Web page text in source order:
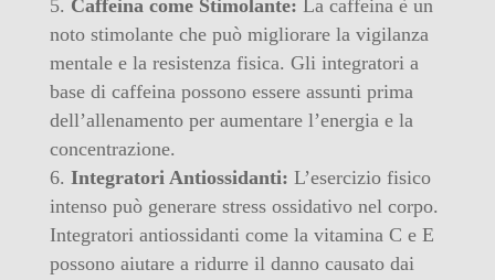
Caffeina come Stimolante: La caffeina è un
noto stimolante che può migliorare la vigilanza
mentale e la resistenza fisica. Gli integratori a
base di caffeina possono essere assunti prima
dell’allenamento per aumentare l’energia e la
concentrazione.
Integratori Antiossidanti: L’esercizio fisico
intenso può generare stress ossidativo nel corpo.
Integratori antiossidanti come la vitamina C e E
possono aiutare a ridurre il danno causato dai